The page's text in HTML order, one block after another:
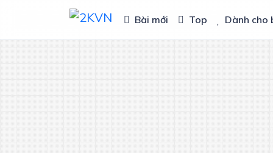
Bài mới Top Dành cho